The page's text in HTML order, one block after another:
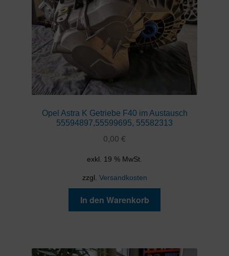
Opel Astra K Getriebe F40 im Austausch
55594897,55599695, 55582313
0,00 €
exkl. 19 % MwSt.
zzgl. Versandkosten
In den Warenkorb